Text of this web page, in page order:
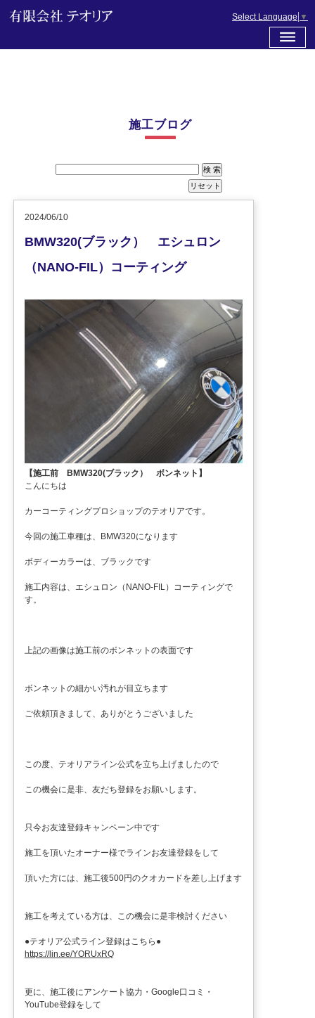
Select Language ▼
施工ブログ
2024/06/10
BMW320(ブラック） エシュロン
（NANO-FIL）コーティング
【施工前 BMW320(ブラック） ボンネット】
こんにちは
カーコーティングプロショップのテオリアです。
今回の施工車種は、BMW320になります
ボディーカラーは、ブラックです
施工内容は、エシュロン（NANO-FIL）コーティングで
す。
上記の画像は施工前のボンネットの表面です
ボンネットの細かい汚れが目立ちます
ご依頼頂きまして、ありがとうございました
この度、テオリアライン公式を立ち上げましたので
この機会に是非、友だち登録をお願いします。
只今お友達登録キャンペーン中です
施工を頂いたオーナー様でラインお友達登録をして
頂いた方には、施工後500円のクオカードを差し上げます
施工を考えている方は、この機会に是非検討ください
●テオリア公式ライン登録はこちら●
https://lin.ee/YORUxRQ
更に、施工後にアンケート協力・Google口コミ・
YouTube登録をして